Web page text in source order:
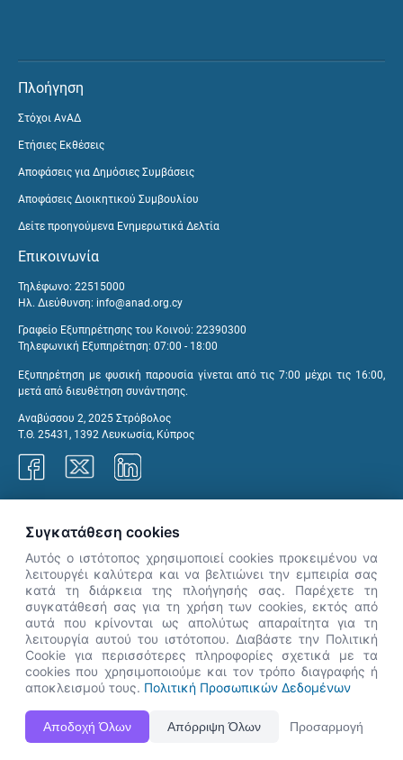
Πλοήγηση
Στόχοι ΑνΑΔ
Ετήσιες Εκθέσεις
Αποφάσεις για Δημόσιες Συμβάσεις
Αποφάσεις Διοικητικού Συμβουλίου
Δείτε προηγούμενα Ενημερωτικά Δελτία
Επικοινωνία
Τηλέφωνο: 22515000
Ηλ. Διεύθυνση: info@anad.org.cy
Γραφείο Εξυπηρέτησης του Κοινού: 22390300
Τηλεφωνική Εξυπηρέτηση: 07:00 - 18:00
Εξυπηρέτηση με φυσική παρουσία γίνεται από τις 7:00 μέχρι τις 16:00,
μετά από διευθέτηση συνάντησης.
Αναβύσσου 2, 2025 Στρόβολος
Τ.Θ. 25431, 1392 Λευκωσία, Κύπρος
Η Ιστοσελίδα ΑνΑΔ είναι πλήρως συμβατή με τις νεότερες εκδόσεις, Google Chrome, Mozilla Firefox,
Apple Safari καθώς και Internet Explorer.
👋 Καλώς ήρθες! Είμαι η Νόησις.
Πες μου πώς μπορώ να σε βοηθήσω
σήμερα.
Συγκατάθεση cookies
Αυτός ο ιστότοπος χρησιμοποιεί cookies προκειμένου να
λειτουργέι καλύτερα και να βελτιώνει την εμπειρία σας
κατά τη διάρκεια της πλοήγησής σας. Παρέχετε τη
συγκατάθεσή σας για τη χρήση των cookies, εκτός από
αυτά που κρίνονται ως απολύτως απαραίτητα για τη
λειτουργία αυτού του ιστότοπου. Διαβάστε την Πολιτική
Cookie για περισσότερες πληροφορίες σχετικά με τα
cookies που χρησιμοποιούμε και τον τρόπο διαγραφής ή
αποκλεισμού τους. Πολιτική Προσωπικών Δεδομένων
Αποδοχή Όλων Απόρριψη Όλων Προσαρμογή